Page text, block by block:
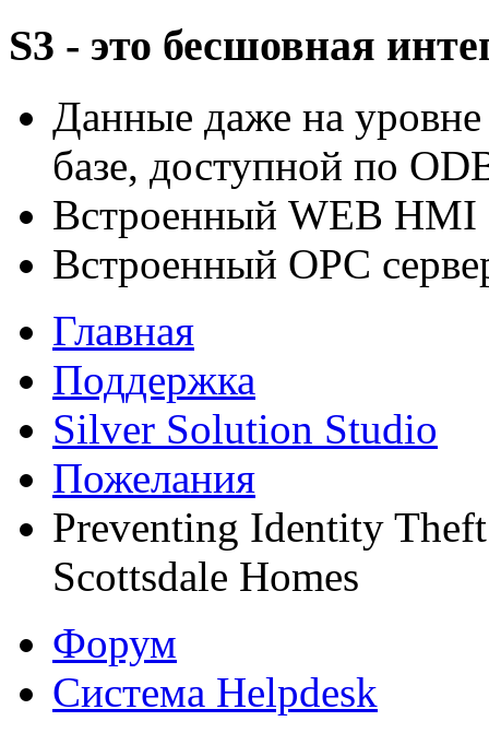
S3 - это бесшовная
Данные даже на уровне
базе, доступной по
Встроенный WEB HMI
Встроенный OPC
Главная
Поддержка
Silver Solution Studio
Пожелания
Preventing Identity
Scottsdale Homes
Форум
Система Helpdesk